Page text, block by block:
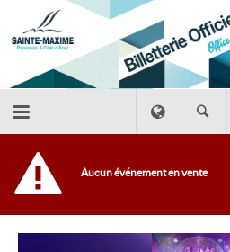
Retour
Aucun événement en vente